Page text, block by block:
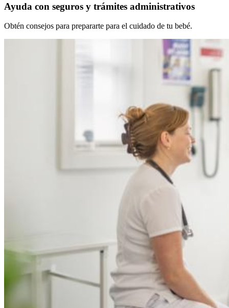
Ayuda con seguros y trámites administrativos
Obtén consejos para prepararte para el cuidado de tu bebé.